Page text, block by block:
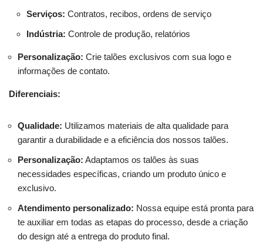
Serviços: Contratos, recibos, ordens de serviço
Indústria: Controle de produção, relatórios
Personalização: Crie talões exclusivos com sua logo e
informações de contato.
Diferenciais:
Qualidade: Utilizamos materiais de alta qualidade para
garantir a durabilidade e a eficiência dos nossos talões.
Personalização: Adaptamos os talões às suas
necessidades específicas, criando um produto único e
exclusivo.
Atendimento personalizado: Nossa equipe está pronta para
te auxiliar em todas as etapas do processo, desde a criação
do design até a entrega do produto final.